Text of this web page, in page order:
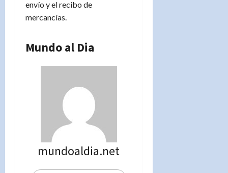
envío y el recibo de
mercancías.
Mundo al Dia
mundoaldia.net